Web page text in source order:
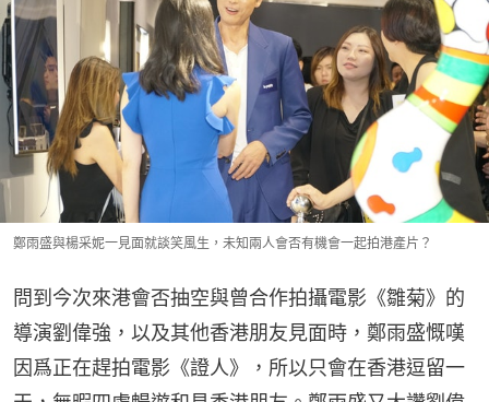
鄭雨盛與楊采妮一見面就談笑風生，未知兩人會否有機會一起拍港產片？
問到今次來港會否抽空與曾合作拍攝電影《雛菊》的
導演劉偉強，以及其他香港朋友見面時，鄭雨盛慨嘆
因爲正在趕拍電影《證人》，所以只會在香港逗留一